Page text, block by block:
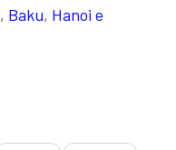
, Baku, Hanoi e